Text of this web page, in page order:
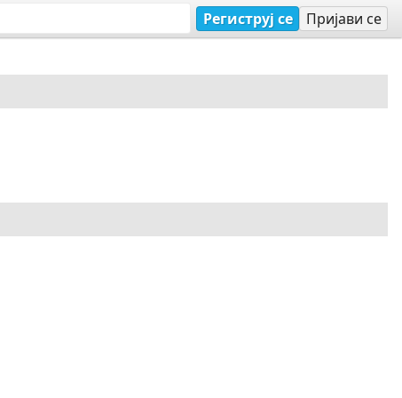
Региструј се Пријави се